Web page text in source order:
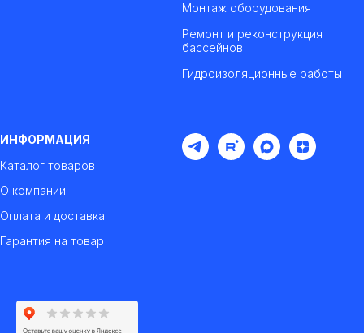
Монтаж оборудования
Ремонт и реконструкция
бассейнов
Гидроизоляционные работы
ИНФОРМАЦИЯ
Каталог товаров
О компании
Оплата и доставка
Гарантия на товар